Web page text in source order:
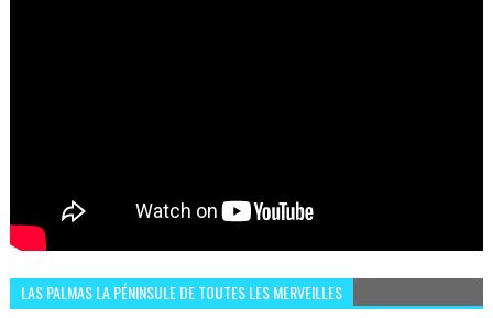
LAS PALMAS LA PÉNINSULE DE TOUTES LES MERVEILLES